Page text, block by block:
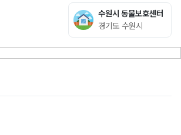
6
-
0
0
9
0
(
조
수원시 동물보호센터
경기도 수원시